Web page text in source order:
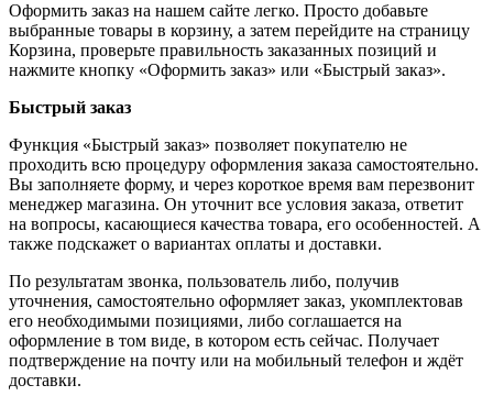
Оформить заказ на нашем сайте легко. Просто добавьте
выбранные товары в корзину, а затем перейдите на страницу
Корзина, проверьте правильность заказанных позиций и
нажмите кнопку «Оформить заказ» или «Быстрый заказ».
Быстрый заказ
Функция «Быстрый заказ» позволяет покупателю не
проходить всю процедуру оформления заказа самостоятельно.
Вы заполняете форму, и через короткое время вам перезвонит
менеджер магазина. Он уточнит все условия заказа, ответит
на вопросы, касающиеся качества товара, его особенностей. А
также подскажет о вариантах оплаты и доставки.
По результатам звонка, пользователь либо, получив
уточнения, самостоятельно оформляет заказ, укомплектовав
его необходимыми позициями, либо соглашается на
оформление в том виде, в котором есть сейчас. Получает
подтверждение на почту или на мобильный телефон и ждёт
доставки.